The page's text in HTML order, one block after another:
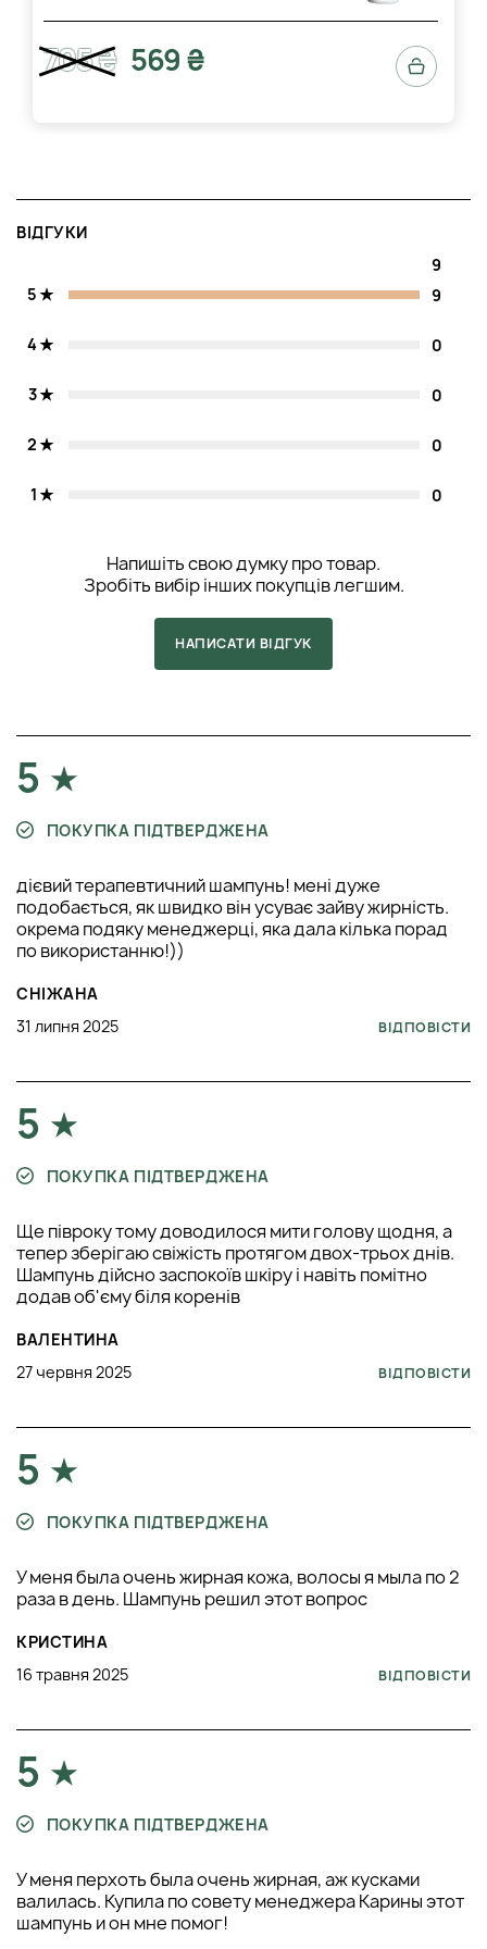
705 ₴ 569 ₴
ВІДГУКИ
9
5
9
4 0
3 0
2 0
1 0
Напишіть свою думку про товар.
Зробіть вибір інших покупців легшим.
НАПИСАТИ ВІДГУК
5
ПОКУПКА ПІДТВЕРДЖЕНА
дієвий терапевтичний шампунь! мені дуже
подобається, як швидко він усуває зайву жирність.
окрема подяку менеджерці, яка дала кілька порад
по використанню!))
СНІЖАНА
31 липня 2025
ВІДПОВІСТИ
5
ПОКУПКА ПІДТВЕРДЖЕНА
Ще півроку тому доводилося мити голову щодня, а
тепер зберігаю свіжість протягом двох-трьох днів.
Шампунь дійсно заспокоїв шкіру і навіть помітно
додав об'єму біля коренів
ВАЛЕНТИНА
27 червня 2025
ВІДПОВІСТИ
5
ПОКУПКА ПІДТВЕРДЖЕНА
У меня была очень жирная кожа, волосы я мыла по 2
раза в день. Шампунь решил этот вопрос
КРИСТИНА
16 травня 2025
ВІДПОВІСТИ
5
ПОКУПКА ПІДТВЕРДЖЕНА
У меня перхоть была очень жирная, аж кусками
валилась. Купила по совету менеджера Карины этот
шампунь и он мне помог!